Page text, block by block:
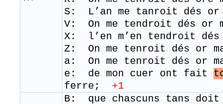
S: L’an me tanroit dés
​V: On me tendroit dés or
X: l’en m’en tendroit
Z: On me tenroit dés or
a: On me tenroit dés or
e: de mon cuer ont fait
ferre; +1
B: que chascuns tans